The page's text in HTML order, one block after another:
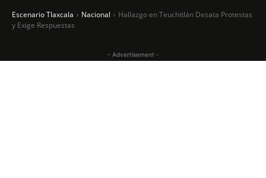
Escenario Tlaxcala Nacional
Hallazgo en Teuchitlán Desata Protestas
y Exige Respuestas
- Advertisement -